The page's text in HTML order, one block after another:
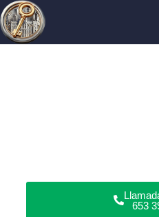
Cerrajero en
¿Has perdido las llaves, roto
653